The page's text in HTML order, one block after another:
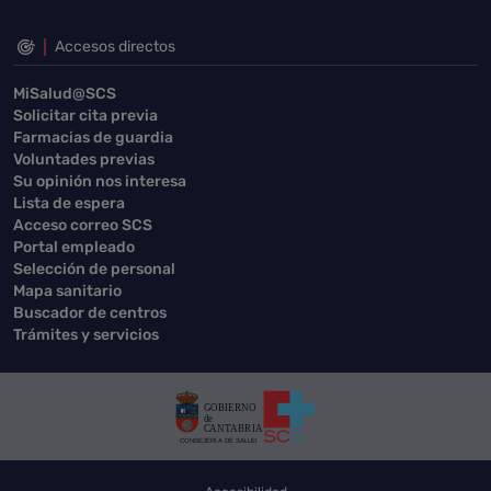
Accesos directos
MiSalud@SCS
Solicitar cita previa
Farmacias de guardia
Voluntades previas
Su opinión nos interesa
Lista de espera
Acceso correo SCS
Portal empleado
Selección de personal
Mapa sanitario
Buscador de centros
Trámites y servicios